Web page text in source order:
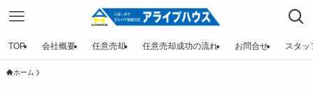
TOP 会社概要 任意売却 任意売却成功の流れ お問合せ スタッ
ホーム